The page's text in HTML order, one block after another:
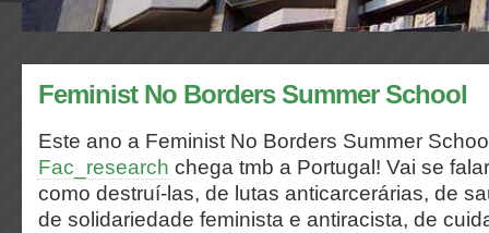
Feminist No Borders Summer School
Este ano a Feminist No Borders Summer
Fac_research chega tmb a Portugal! Vai se
como destruí-las, de lutas anticarcerárias, de
de solidariedade feminista e antiracista, de